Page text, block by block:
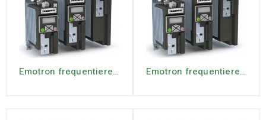
Emotron frequentiereg. VS10-23-7P0-20 1ph IP20 -1.5 kW (incl Key pad) Emotron frequentiereg. VS10-23-9P6-20 1ph IP20 -2.2 kW (incl Key pad)